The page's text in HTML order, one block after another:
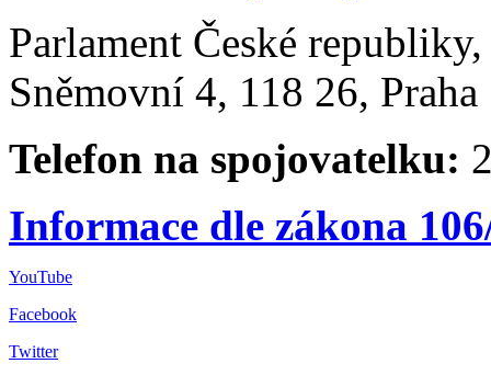
Parlament České
Sněmovní 4, 118 26,
Telefon na spojovatelku:
Informace dle zákona
YouTube
Facebook
Twitter